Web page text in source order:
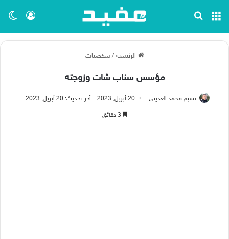
تسجيل القائمة
الرئيسية / شخصيات
مؤسس سناب شات وزوجته
نسيم محمد العديني 20 أبريل, 2023 آخر تحديث: 20 أبريل, 2023